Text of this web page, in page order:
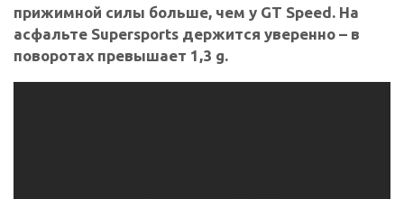
прижимной силы больше, чем у GT Speed. На
асфальте Supersports держится уверенно – в
поворотах превышает 1,3 g.